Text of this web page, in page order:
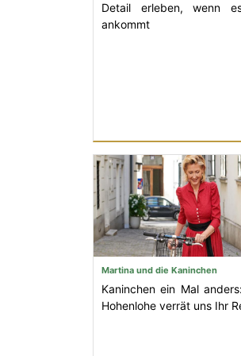
Detail erleben, wenn
ankommt
Martina und die Kaninchen
Kaninchen ein Mal
Hohenlohe verrät uns Ihr